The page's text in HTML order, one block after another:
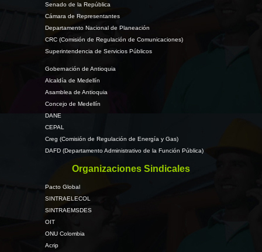
Senado de la República
Cámara de Representantes
Departamento Nacional de Planeación
CRC (Comisión de Regulación de Comunicaciones)
Superintendencia de Servicios Públicos
Gobernación de Antioquia
Alcaldía de Medellín
Asamblea de Antioquia
Concejo de Medellín
DANE
CEPAL
Creg (Comisión de Regulación de Energía y Gas)
DAFD (Departamento Administrativo de la Función Pública)
Organizaciones Sindicales
Pacto Global
SINTRAELECOL
SINTRAEMSDES
OIT
ONU Colombia
Acrip